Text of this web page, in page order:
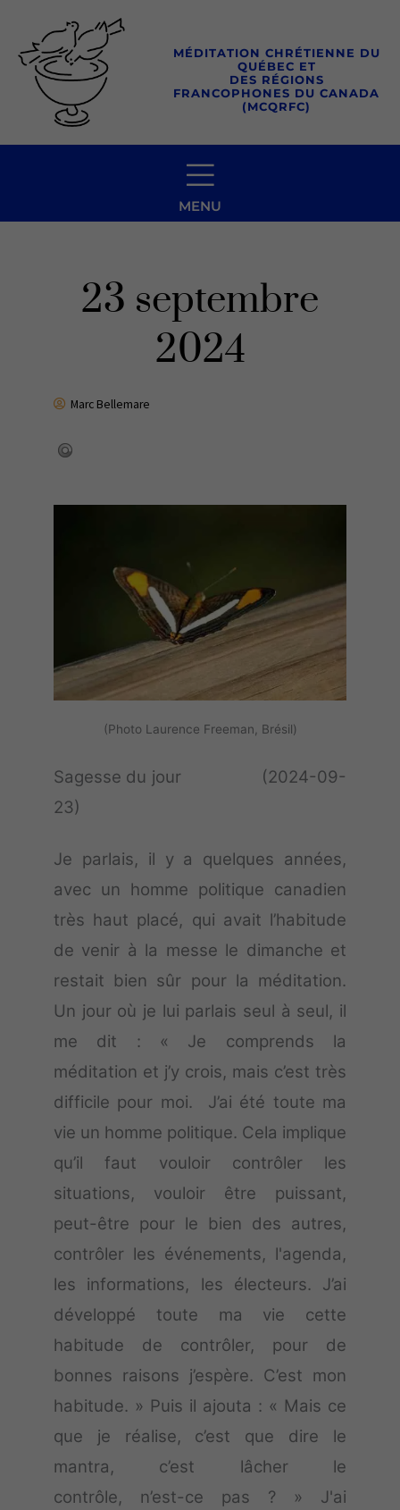
contenu
MÉDITATION CHRÉTIENNE DU
QUÉBEC ET
DES RÉGIONS
FRANCOPHONES DU CANADA
(MCQRFC)
MENU
23 septembre
2024
Marc Bellemare
(Photo Laurence Freeman, Brésil)
Sagesse du jour (2024-09-
23)
Je parlais, il y a quelques années,
avec un homme politique canadien
très haut placé, qui avait l’habitude
de venir à la messe le dimanche et
restait bien sûr pour la méditation.
Un jour où je lui parlais seul à seul, il
me dit : « Je comprends la
méditation et j’y crois, mais c’est très
difficile pour moi. J’ai été toute ma
vie un homme politique. Cela implique
qu’il faut vouloir contrôler les
situations, vouloir être puissant,
peut-être pour le bien des autres,
contrôler les événements, l'agenda,
les informations, les électeurs. J’ai
développé toute ma vie cette
habitude de contrôler, pour de
bonnes raisons j’espère. C’est mon
habitude. » Puis il ajouta : « Mais ce
que je réalise, c’est que dire le
mantra, c’est lâcher le
contrôle, n’est-ce pas ? » J'ai